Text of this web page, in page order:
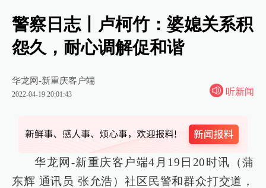
警察日志丨卢柯竹：婆媳关系积
怨久，耐心调解促和谐
华龙网-新重庆客户端
2022-04-19 20:01:43 听新闻
华龙网-新重庆客户端4月19日20时讯（蒲
东辉 通讯员 张允浩）社区民警和群众打交道，